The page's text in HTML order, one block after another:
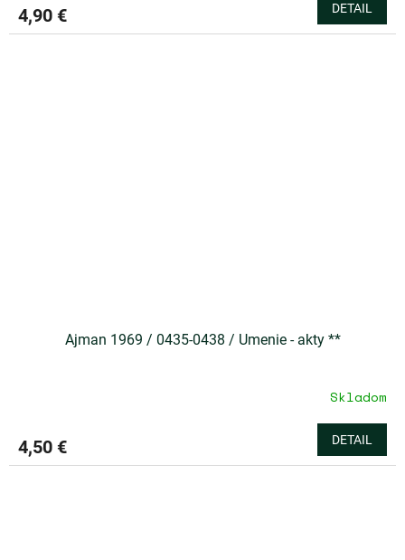
4,90 € DETAIL
Ajman 1969 / 0435-0438 / Umenie - akty **
Skladom
4,50 € DETAIL